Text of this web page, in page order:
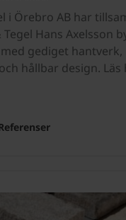
i Örebro AB har
Tegel Hans Axelsson
gediget hantverk,
hållbar design. Läs